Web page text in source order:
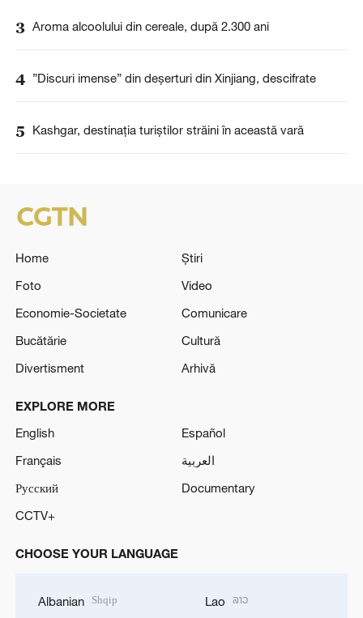
3 Aroma alcoolului din cereale, după 2.300 ani
4 ”Discuri imense” din deșerturi din Xinjiang, descifrate
5 Kashgar, destinația turiștilor străini în această vară
Home
Știri
Foto
Video
Economie-Societate
Comunicare
Bucătărie
Cultură
Divertisment
Arhivă
EXPLORE MORE
English
Español
Français
العربية
Русский
Documentary
CCTV+
CHOOSE YOUR LANGUAGE
Albanian Shqip Lao ລາວ